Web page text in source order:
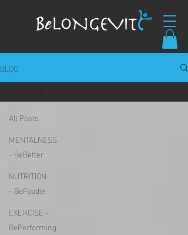
BLOG
All Posts
MENTALNESS
- BeBetter
NUTRITION
- BeFoodie
EXERCISE -
BePerforming